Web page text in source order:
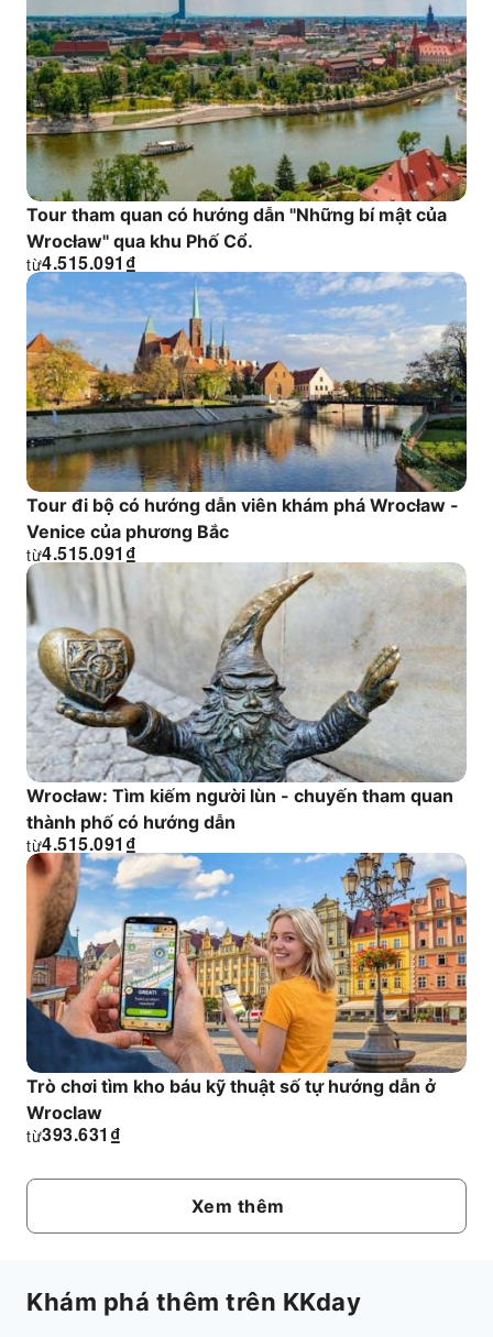
Tour tham quan có hướng dẫn "Những bí mật của
Wrocław" qua khu Phố Cổ.
₫
4.515.091
từ
Tour đi bộ có hướng dẫn viên khám phá Wrocław -
Venice của phương Bắc
₫
4.515.091
từ
Wrocław: Tìm kiếm người lùn - chuyến tham quan
thành phố có hướng dẫn
₫
4.515.091
từ
Trò chơi tìm kho báu kỹ thuật số tự hướng dẫn ở
Wroclaw
₫
393.631
từ
Xem thêm
Khám phá thêm trên KKday